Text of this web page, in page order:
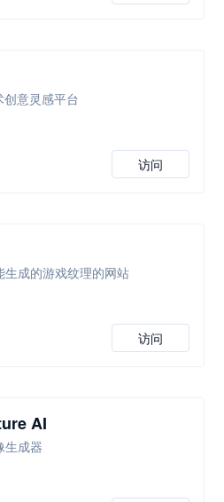
意灵感平台
访问
生成的游戏纹理的网站
访问
AI
生成器